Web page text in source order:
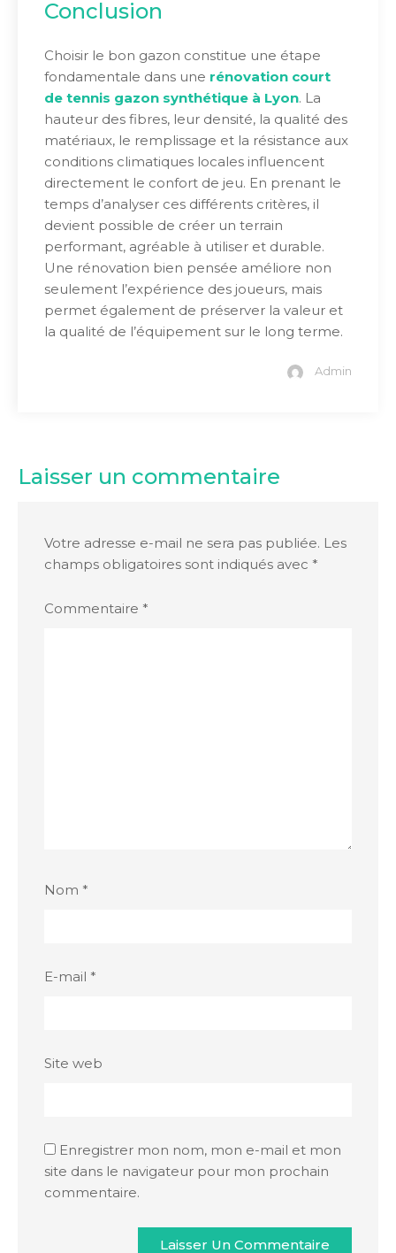
Conclusion
Choisir le bon gazon constitue une étape
fondamentale dans une rénovation court
de tennis gazon synthétique à Lyon. La
hauteur des fibres, leur densité, la qualité des
matériaux, le remplissage et la résistance aux
conditions climatiques locales influencent
directement le confort de jeu. En prenant le
temps d’analyser ces différents critères, il
devient possible de créer un terrain
performant, agréable à utiliser et durable.
Une rénovation bien pensée améliore non
seulement l’expérience des joueurs, mais
permet également de préserver la valeur et
la qualité de l’équipement sur le long terme.
Admin
Laisser un commentaire
Votre adresse e-mail ne sera pas publiée. Les
champs obligatoires sont indiqués avec *
Commentaire *
Nom *
E-mail *
Site web
Enregistrer mon nom, mon e-mail et mon
site dans le navigateur pour mon prochain
commentaire.